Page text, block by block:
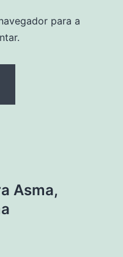
para a
Asma,